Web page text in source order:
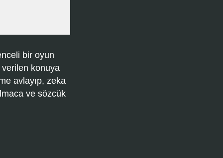
bir oyun
konuya
avlayıp, zeka
ve sözcük